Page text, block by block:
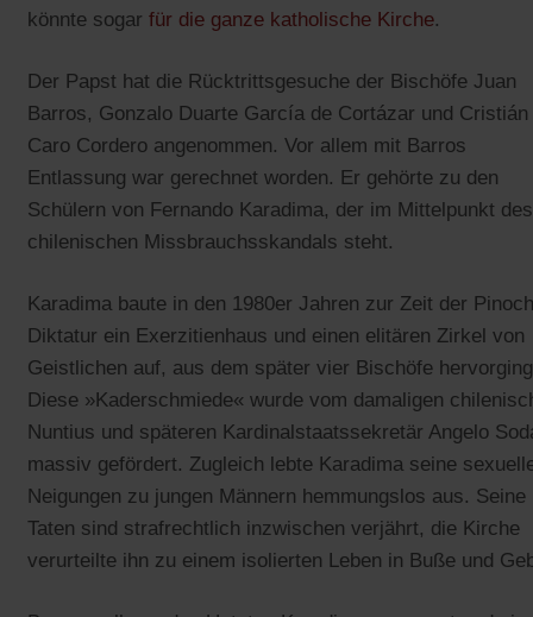
könnte sogar für die ganze katholische Kirche.
Der Papst hat die Rücktrittsgesuche der Bischöfe Juan
Barros, Gonzalo Duarte García de Cortázar und Cristián
Caro Cordero angenommen. Vor allem mit Barros
Entlassung war gerechnet worden. Er gehörte zu den
Schülern von Fernando Karadima, der im Mittelpunkt des
chilenischen Missbrauchsskandals steht.
Karadima baute in den 1980er Jahren zur Zeit der
Diktatur ein Exerzitienhaus und einen elitären Zirkel von
Geistlichen auf, aus dem später vier Bischöfe
Diese »Kaderschmiede« wurde vom damaligen
Nuntius und späteren Kardinalstaatssekretär Angelo
massiv gefördert. Zugleich lebte Karadima seine
Neigungen zu jungen Männern hemmungslos aus. Seine
Taten sind strafrechtlich inzwischen verjährt, die Kirche
verurteilte ihn zu einem isolierten Leben in Buße und